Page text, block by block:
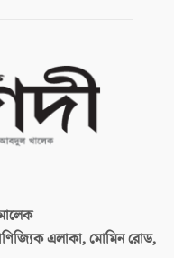
এলাকা, মোমিন রোড,